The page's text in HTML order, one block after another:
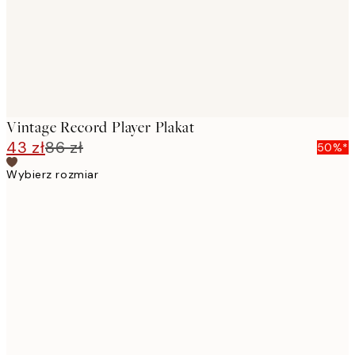
Vintage Record Player Plakat
43 zł86 zł
50%*
Wybierz rozmiar